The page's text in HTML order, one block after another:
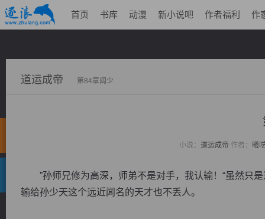
首页 书库 动漫 新小说吧 作者福利 作
道运成帝 第84章阔少
小说： 道运成帝 作者： 曦
”孙师兄修为高深，师弟不是对手，我认输！“虽然只
输给孙少天这个远近闻名的天才也不丢人。